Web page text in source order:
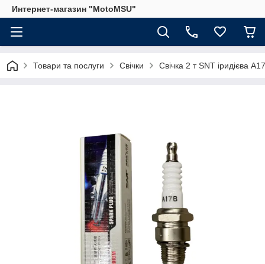
Интернет-магазин "MotoMSU"
Товари та послуги Свічки Свічка 2 т SNT іридієва